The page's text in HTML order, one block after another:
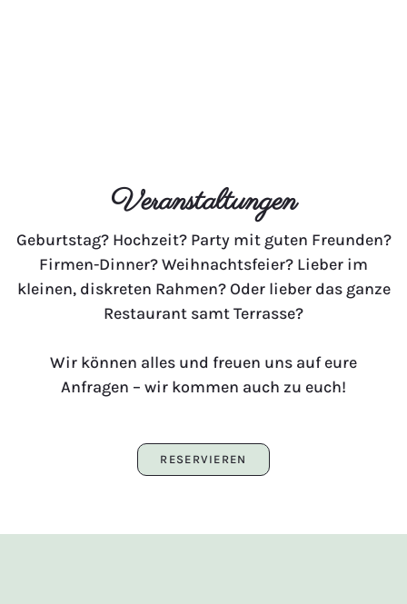
Veranstaltungen
Geburtstag? Hochzeit? Party mit guten Freunden?
Firmen-Dinner? Weihnachtsfeier? Lieber im
kleinen, diskreten Rahmen? Oder lieber das ganze
Restaurant samt Terrasse?
Wir können alles und freuen uns auf eure
Anfragen – wir kommen auch zu euch!
RESERVIEREN